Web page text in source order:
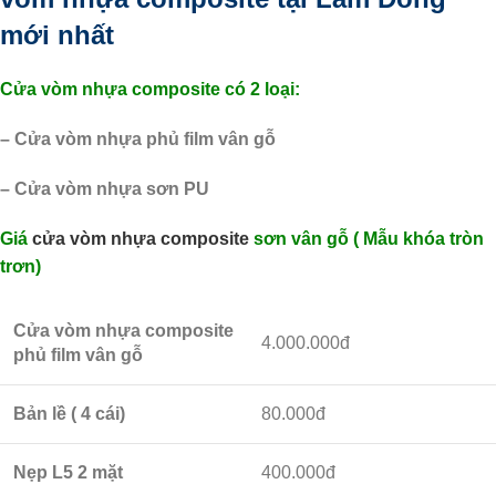
mới nhất
Cửa vòm nhựa composite có 2 loại:
– Cửa vòm nhựa phủ film vân gỗ
– Cửa vòm nhựa sơn PU
Giá cửa vòm nhựa composite sơn vân gỗ ( Mẫu khóa tròn
trơn)
Cửa vòm nhựa composite
phủ film vân gỗ
4.000.000đ
Bản lề ( 4 cái) 80.000đ
Nẹp L5 2 mặt 400.000đ